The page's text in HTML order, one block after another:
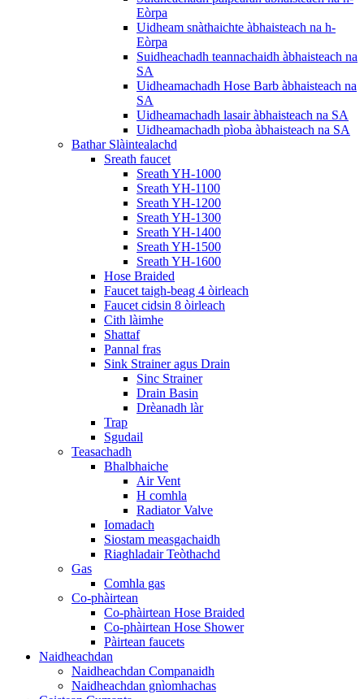
Eòrpa
Uidheam snàthaichte àbhaisteach na h-
Eòrpa
Suidheachadh teannachaidh àbhaisteach na
SA
Uidheamachadh Hose Barb àbhaisteach na
SA
Uidheamachadh lasair àbhaisteach na SA
Uidheamachadh pìoba àbhaisteach na SA
Bathar Slàintealachd
Sreath faucet
Sreath YH-1000
Sreath YH-1100
Sreath YH-1200
Sreath YH-1300
Sreath YH-1400
Sreath YH-1500
Sreath YH-1600
Hose Braided
Faucet taigh-beag 4 òirleach
Faucet cidsin 8 òirleach
Cith làimhe
Shattaf
Pannal fras
Sink Strainer agus Drain
Sinc Strainer
Drain Basin
Drèanadh làr
Trap
Sgudail
Teasachadh
Bhalbhaiche
Air Vent
H comhla
Radiator Valve
Iomadach
Siostam measgachaidh
Riaghladair Teòthachd
Gas
Comhla gas
Co-phàirtean
Co-phàirtean Hose Braided
Co-phàirtean Hose Shower
Pàirtean faucets
Naidheachdan
Naidheachdan Companaidh
Naidheachdan gnìomhachas